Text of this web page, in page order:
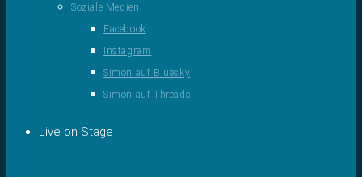
Soziale Medien
Facebook
Instagram
Simon auf Bluesky
Simon auf Threads
Live on Stage